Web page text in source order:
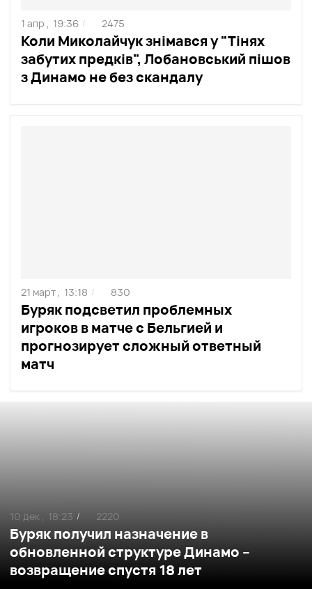
Коли Миколайчук знімався у "Тінях
забутих предків", Лобановський пішов
з Динамо не без скандалу
1 апр , 19:36 / 2475
Буряк подсветил проблемных
игроков в матче с Бельгией и
прогнозирует сложный ответный
матч
21 март , 13:18 / 830
Буряк получил назначение в
обновленной структуре Динамо –
возвращение спустя 18 лет
10 дек , 18:23 / 2220